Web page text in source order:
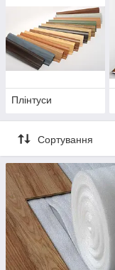
Плінтуси
Сортування